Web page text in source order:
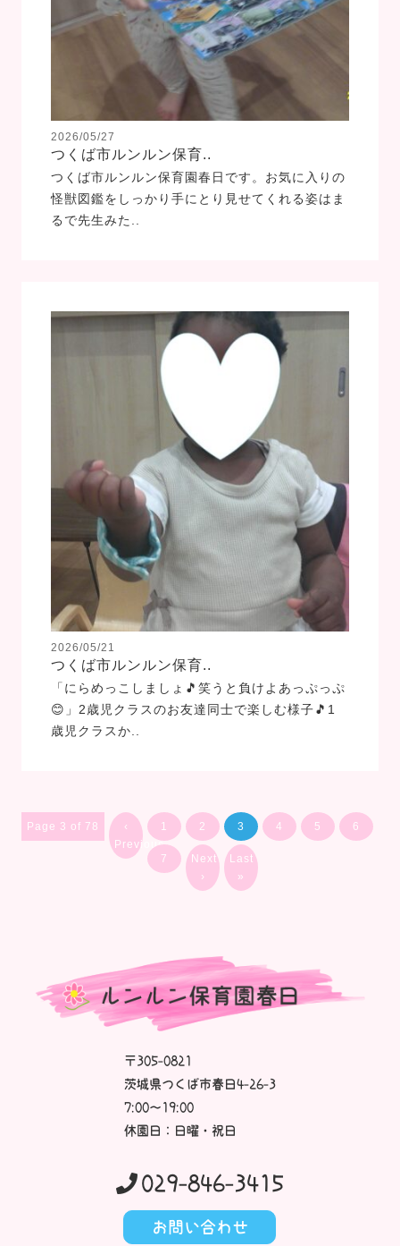
2026/05/27
つくば市ルンルン保育..
つくば市ルンルン保育園春日です。お気に入りの
怪獣図鑑をしっかり手にとり見せてくれる姿はま
るで先生みた..
2026/05/21
つくば市ルンルン保育..
「にらめっこしましょ🎵笑うと負けよあっぷっぷ
😊」2歳児クラスのお友達同士で楽しむ様子🎵1
歳児クラスか..
Page 3 of 78
‹
Previous
1 2 3 4 5 6
7
Next
›
Last
»
〒305-0821
茨城県つくば市春日4-26-3
7:00～19:00
休園日：日曜・祝日
029-846-3415
お問い合わせ